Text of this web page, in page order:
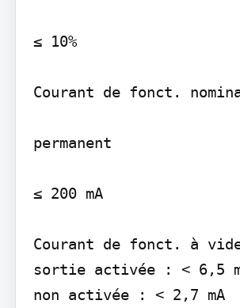
≤ 10%
Courant de fonct.
permanent
≤ 200 mA
Courant de fonct. à
sortie activée : < 6,5
non activée : < 2,7 mA